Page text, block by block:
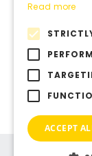
Read more
ACCEPT